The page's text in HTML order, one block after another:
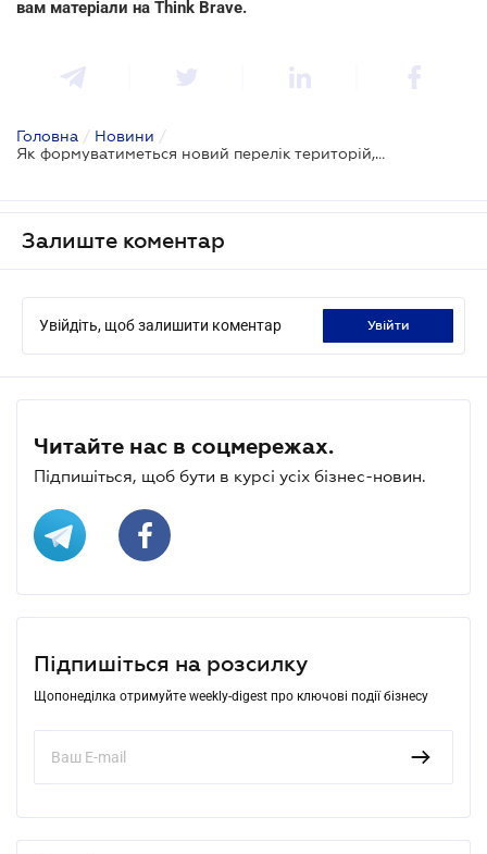
вам матеріали на Think Brave.
Головна / Новини /
Як формуватиметься новий перелік територій, на яких ведуться (велися) бойові дії для отримання податкових пільг
Залиште коментар
Увійдіть, щоб залишити коментар увійти
Читайте нас в соцмережах.
Підпишіться, щоб бути в курсі усіх бізнес-новин.
Підпишіться на розсилку
Щопонеділка отримуйте weekly-digest про ключові події бізнесу